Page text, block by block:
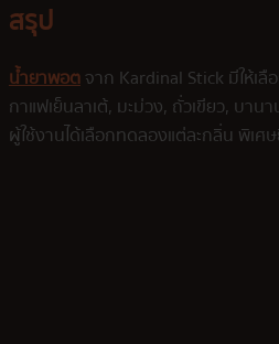
สรุป
น้ำยาพอตจาก Kardinal Stick มีให้เ
กาแฟเย็นลาเต้, มะม่วง, ถั่วเขียว, บา
ผู้ใช้งานได้เลือกทดลองแต่ละกลิ่น พิเ